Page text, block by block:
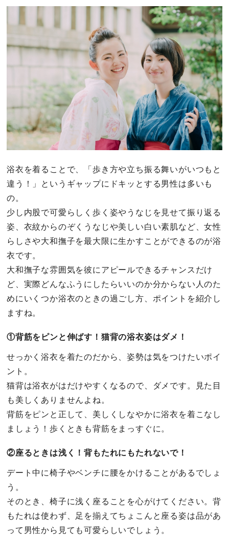
浴衣を着ることで、「歩き方や立ち振る舞いがいつもと
違う！」というギャップにドキッとする男性は多いも
の。
少し内股で可愛らしく歩く姿やうなじを見せて振り返る
姿、衣紋からのぞくうなじや美しい白い素肌など、女性
らしさや大和撫子を最大限に生かすことができるのが浴
衣です。
大和撫子な雰囲気を彼にアピールできるチャンスだけ
ど、実際どんなふうにしたらいいのか分からない人のた
めにいくつか浴衣のときの過ごし方、ポイントを紹介し
ますね。
①背筋をピンと伸ばす！猫背の浴衣姿はダメ！
せっかく浴衣を着たのだから、姿勢は気をつけたいポイ
ント。
猫背は浴衣がはだけやすくなるので、ダメです。見た目
も美しくありませんよね。
背筋をピンと正して、美しくしなやかに浴衣を着こなし
ましょう！歩くときも背筋をまっすぐに。
②座るときは浅く！背もたれにもたれないで！
デート中に椅子やベンチに腰をかけることがあるでしょ
う。
そのとき、椅子に浅く座ることを心がけてください。背
もたれは使わず、足を揃えてちょこんと座る姿は品があ
って男性から見ても可愛らしいでしょう。